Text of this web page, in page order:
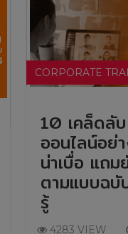
CORPORATE
10 เคล็ดลั
ออนไลน์อย่
น่าเบื่อ แถม
ตามแบบฉบั
รู้
4283 VIEW